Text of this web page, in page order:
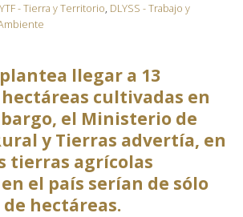
- Tierra y Territorio, DLYSS - Trabajo y
llegar a 13
cultivadas en
el Ministerio de
y Tierras advertía, en
tierras agrícolas
el país serían de sólo
hectáreas.